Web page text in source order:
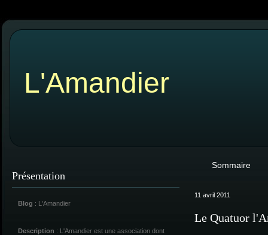
L'Amandier
Présentation
Blog : L'Amandier
Description : L'Amandier est une association dont
Sommaire
11 avril 2011
Le Quatuor